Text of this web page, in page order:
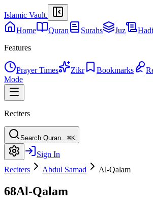
Islamic Vault.
Home
Quran Surahs Juz
Features
Prayer Times Zikr Bookmarks
Mode
Reciters
Search Quran...⌘K
Sign In
Reciters
Abdul Samad Al-Qalam
68Al-Qalam